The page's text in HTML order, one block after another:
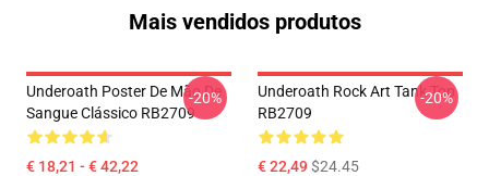
Mais vendidos produtos
Underoath Poster De Mão De
Sangue Clássico RB2709
€ 18,21 - € 42,22
-20%
Underoath Rock Art Tank Top
RB2709
€ 22,49$24.45
-20%